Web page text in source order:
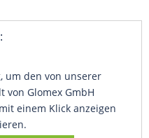
um den von unserer
von Glomex GmbH
einem Klick anzeigen